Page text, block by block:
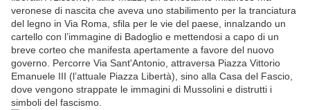
veronese di nascita che aveva uno stabilimento per la tranciatura
del legno in Via Roma, sfila per le vie del paese, innalzando un
cartello con l’immagine di Badoglio e mettendosi a capo di un
breve corteo che manifesta apertamente a favore del nuovo
governo. Percorre Via Sant'Antonio, attraversa Piazza Vittorio
Emanuele III (l’attuale Piazza Libertà), sino alla Casa del Fascio,
dove vengono strappate le immagini di Mussolini e distrutti i
simboli del fascismo.